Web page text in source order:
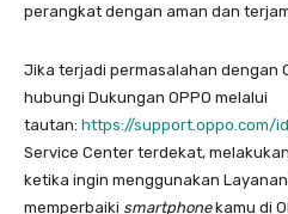
perangkat dengan aman dan
Jika terjadi permasalahan dengan
hubungi Dukungan OPPO melalui
tautan: https://support.oppo.com/
Service Center terdekat,
ketika ingin menggunakan
memperbaiki smartphonekamu di